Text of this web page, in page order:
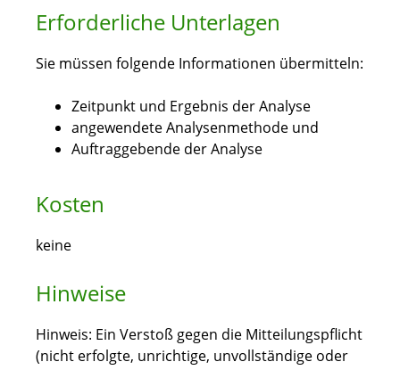
Erforderliche Unterlagen
Sie müssen folgende Informationen übermitteln:
Zeitpunkt und Ergebnis der Analyse
angewendete Analysenmethode und
Auftraggebende der Analyse
Kosten
keine
Hinweise
Hinweis: Ein Verstoß gegen die Mitteilungspflicht
(nicht erfolgte, unrichtige, unvollständige oder